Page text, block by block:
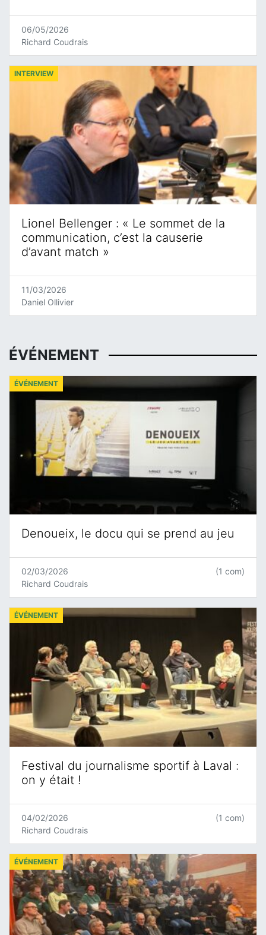
06/05/2026
Richard Coudrais
Lionel Bellenger : « Le sommet de la
communication, c’est la causerie
d’avant match »
INTERVIEW
11/03/2026
Daniel Ollivier
ÉVÉNEMENT
Denoueix, le docu qui se prend au jeu
ÉVÉNEMENT
02/03/2026
Richard Coudrais
(1 com)
Festival du journalisme sportif à Laval :
on y était !
ÉVÉNEMENT
04/02/2026
Richard Coudrais
(1 com)
ÉVÉNEMENT